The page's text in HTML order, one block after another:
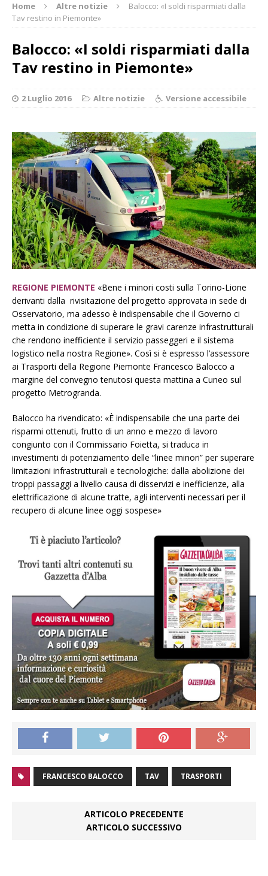
Home Altre notizie
Balocco: «I soldi risparmiati dalla
Tav restino in Piemonte»
Balocco: «I soldi risparmiati dalla
Tav restino in Piemonte»
2 Luglio 2016 Altre notizie Versione accessibile
REGIONE PIEMONTE «Bene i minori costi sulla Torino-Lione
derivanti dalla rivisitazione del progetto approvata in sede di
Osservatorio, ma adesso è indispensabile che il Governo ci
metta in condizione di superare le gravi carenze infrastrutturali
che rendono inefficiente il servizio passeggeri e il sistema
logistico nella nostra Regione». Così si è espresso l’assessore
ai Trasporti della Regione Piemonte Francesco Balocco a
margine del convegno tenutosi questa mattina a Cuneo sul
progetto Metrogranda.
Balocco ha rivendicato: «È indispensabile che una parte dei
risparmi ottenuti, frutto di un anno e mezzo di lavoro
congiunto con il Commissario Foietta, si traduca in
investimenti di potenziamento delle “linee minori” per superare
limitazioni infrastrutturali e tecnologiche: dalla abolizione dei
troppi passaggi a livello causa di disservizi e inefficienze, alla
elettrificazione di alcune tratte, agli interventi necessari per il
recupero di alcune linee oggi sospese»
FRANCESCO BALOCCO TAV TRASPORTI
ARTICOLO PRECEDENTE
ARTICOLO SUCCESSIVO